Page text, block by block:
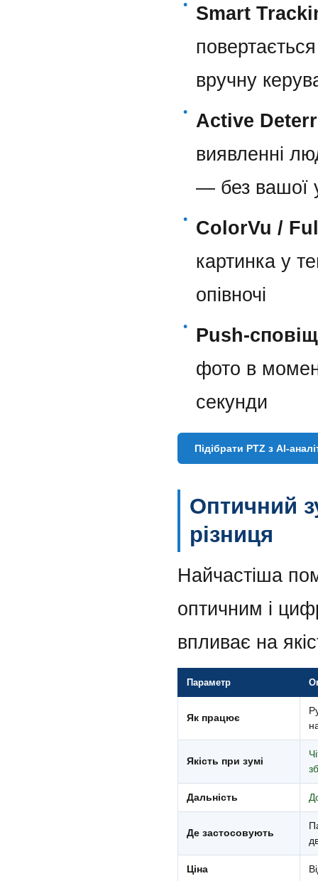
•
Smart
вручну
•
Active
виявленні
— без вашої
•
ColorVu /
картинка у
опівночі
•
Push-
фото в
секунди
Підібрати PTZ з AI-
Оптичний
різниця
Найчастіша
оптичним і
впливає на
Параметр
Як працює
Якість при зумі
Дальність
Де застосовують
Ціна